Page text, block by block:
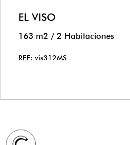
EL VISO
163 m2 / 2 Habitaciones
REF: vis312MS